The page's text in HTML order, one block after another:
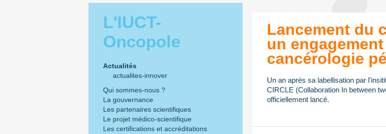
L'IUCT-
Oncopole
Actualités
actualites-innover
Qui sommes-nous ?
La gouvernance
Les partenaires scientifiques
Le projet médico-scientifique
Les certifications et accréditations
Lancement du
un
cancérologie
Un an après sa labellisation par
CIRCLE (Collaboration In between
officiellement lancé.